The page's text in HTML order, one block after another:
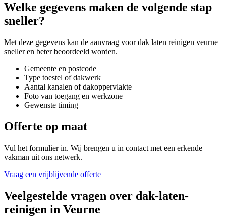
Welke gegevens maken de volgende stap
sneller?
Met deze gegevens kan de aanvraag voordak laten reinigen veurne
sneller en beter beoordeeld worden.
Gemeente en postcode
Type toestel of dakwerk
Aantal kanalen of dakoppervlakte
Foto van toegang en werkzone
Gewenste timing
Offerte op maat
Vul het formulier in. Wij brengen u in contact met een erkende
vakman uit ons netwerk.
Vraag een vrijblijvende offerte
Veelgestelde vragen over dak-laten-
reinigen in Veurne